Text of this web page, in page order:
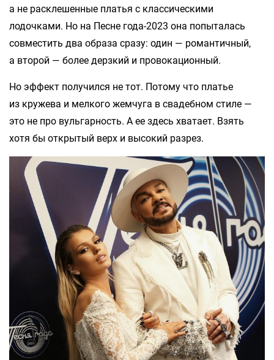
а не расклешенные платья с классическими
лодочками. Но на Песне года-2023 она попыталась
совместить два образа сразу: один — романтичный,
а второй — более дерзкий и провокационный.
Но эффект получился не тот. Потому что платье
из кружева и мелкого жемчуга в свадебном стиле —
это не про вульгарность. А ее здесь хватает. Взять
хотя бы открытый верх и высокий разрез.